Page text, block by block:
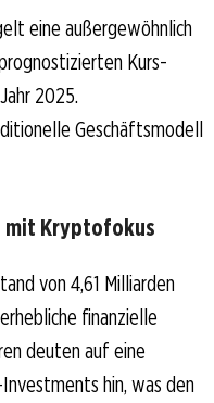
eine außergewöhnlich
Kurs-
2025.
Geschäftsmodell
mit Kryptofokus
von 4,61 Milliarden
finanzielle
deuten auf eine
hin, was den